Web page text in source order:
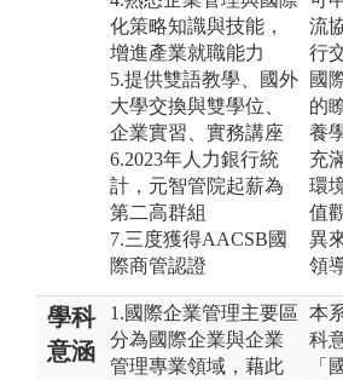
化策略知識與技能，
增進產業就職能力
5.提供雙語教學、國外
大學交換與雙學位、
企業實習、實務講座
6.2023年人力銀行統
計，元智管院起薪為
第二高群組
7.三度獲得AACSB國
際商管認證
流
行
國
的
養
充
環
值
異
領
學科
意涵
1.國際企業管理主要區
分為國際企業與企業
管理專業領域，藉此
本
科
「